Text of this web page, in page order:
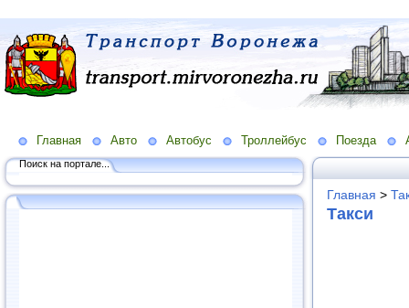
Главная Авто Автобус Троллейбус Поезда
Поиск на портале...
Главная >
Такси